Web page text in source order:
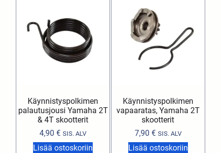
Käynnistyspolkimen
palautusjousi Yamaha 2T
& 4T skootterit
4,90€ SIS. ALV
Lisää ostoskoriin
Käynnistyspolkimen
vapaaratas, Yamaha 2T
skootterit
7,90 € SIS. ALV
Lisää ostoskoriin